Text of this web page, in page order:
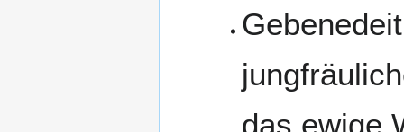
das ewige